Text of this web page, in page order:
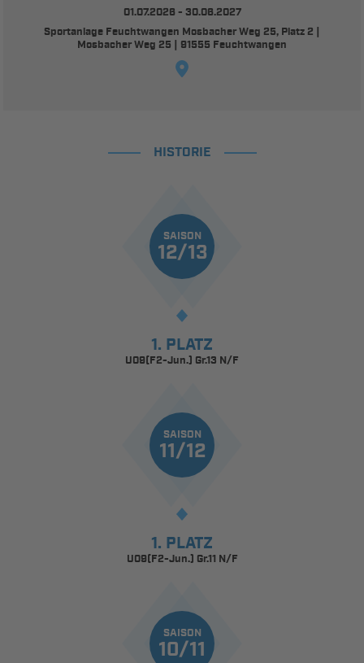
01.07.2026 - 30.06.2027
Sportanlage Feuchtwangen Mosbacher Weg 25, Platz 2 |
Mosbacher Weg 25 | 91555 Feuchtwangen
HISTORIE
SAISON
12/13
1. PLATZ
U09(F2-Jun.) Gr.13 N/F
SAISON
11/12
1. PLATZ
U09(F2-Jun.) Gr.11 N/F
SAISON
10/11